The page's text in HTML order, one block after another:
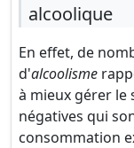
alcoolique
En effet, de
d'alcoolisme
à mieux gérer le
négatives qui
consommation